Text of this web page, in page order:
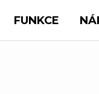
FUNKCE